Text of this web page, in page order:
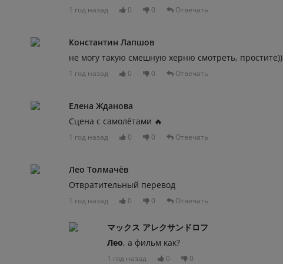
1 год назад 0 0 Отвечать
Константин Лапшов
не могу такую смешную херню смотреть, простите))
1 год назад 0 0 Отвечать
Елена Жданова
Сцена с самолётами 🔥
1 год назад 0 0 Отвечать
Лео Толмачёв
Отвратительный перевод
1 год назад 0 0 Отвечать
マックス アレクサンドロフ
Лео, а фильм как?
1 год назад 0 0